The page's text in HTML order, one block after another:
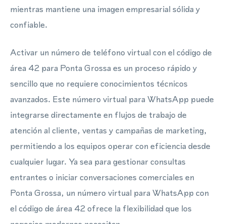
mientras mantiene una imagen empresarial sólida y
confiable.
Activar un número de teléfono virtual con el código de
área 42 para Ponta Grossa es un proceso rápido y
sencillo que no requiere conocimientos técnicos
avanzados. Este número virtual para WhatsApp puede
integrarse directamente en flujos de trabajo de
atención al cliente, ventas y campañas de marketing,
permitiendo a los equipos operar con eficiencia desde
cualquier lugar. Ya sea para gestionar consultas
entrantes o iniciar conversaciones comerciales en
Ponta Grossa, un número virtual para WhatsApp con
el código de área 42 ofrece la flexibilidad que los